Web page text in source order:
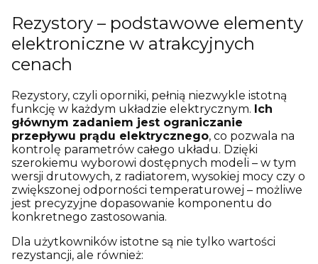
Rezystory – podstawowe elementy
elektroniczne w atrakcyjnych
cenach
Rezystory, czyli oporniki, pełnią niezwykle istotną
funkcję w każdym układzie elektrycznym. Ich
głównym zadaniem jest ograniczanie
przepływu prądu elektrycznego, co pozwala na
kontrolę parametrów całego układu. Dzięki
szerokiemu wyborowi dostępnych modeli – w tym
wersji drutowych, z radiatorem, wysokiej mocy czy o
zwiększonej odporności temperaturowej – możliwe
jest precyzyjne dopasowanie komponentu do
konkretnego zastosowania.
Dla użytkowników istotne są nie tylko wartości
rezystancji, ale również: